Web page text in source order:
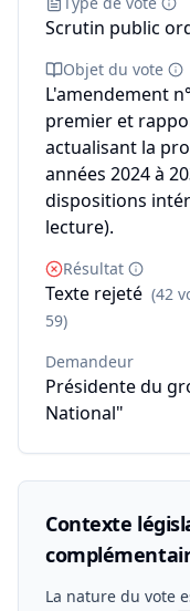
Scrutin public
Objet du vote
L'amendement
premier et
actualisant la
années 2024 à
dispositions
lecture).
Résultat
Texte rejeté (42
59)
Demandeur
Présidente du
National"
Contexte
La nature du vote